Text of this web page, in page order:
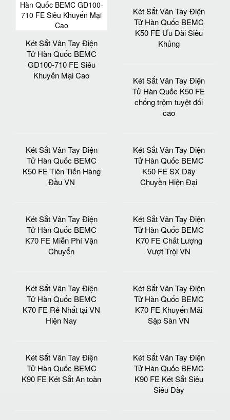
Két Sắt Vân Tay Điện
Tử Hàn Quốc BEMC
GD100-710 FE Siêu
Khuyến Mại Cao
Két Sắt Vân Tay Điện
Tử Hàn Quốc BEMC
K50 FE Ưu Đãi Siêu
Khủng
Két Sắt Vân Tay Điện
Tử Hàn Quốc K50 FE
chống trộm tuyệt đối
cao
Két Sắt Vân Tay Điện
Tử Hàn Quốc BEMC
K50 FE Tiên Tiến Hàng
Đầu VN
Két Sắt Vân Tay Điện
Tử Hàn Quốc BEMC
K50 FE SX Dây
Chuyền Hiện Đại
Két Sắt Vân Tay Điện
Tử Hàn Quốc BEMC
K70 FE Miễn Phí Vận
Chuyển
Két Sắt Vân Tay Điện
Tử Hàn Quốc BEMC
K70 FE Chất Lượng
Vượt Trội VN
Két Sắt Vân Tay Điện
Tử Hàn Quốc BEMC
K70 FE Rẻ Nhất tại VN
Hiện Nay
Két Sắt Vân Tay Điện
Tử Hàn Quốc BEMC
K70 FE Khuyến Mãi
Sập Sàn VN
Két Sắt Vân Tay Điện
Tử Hàn Quốc BEMC
K90 FE Két Sắt An toàn
Két Sắt Vân Tay Điện
Tử Hàn Quốc BEMC
K90 FE Két Sắt Siêu
Siêu Dày